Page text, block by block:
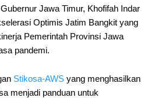
Jawa Timur, Khofifah Indar
Optimis Jatim Bangkit yang
Pemerintah Provinsi Jawa
pandemi.
Stikosa-AWS yang menghasilkan
menjadi panduan untuk